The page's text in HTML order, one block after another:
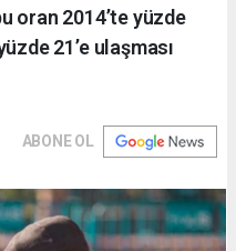
oran 2014’te yüzde
21’e ulaşması
ABONE OL